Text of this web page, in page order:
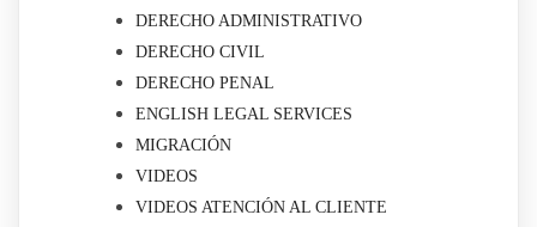
DERECHO ADMINISTRATIVO
DERECHO CIVIL
DERECHO PENAL
ENGLISH LEGAL SERVICES
MIGRACIÓN
VIDEOS
VIDEOS ATENCIÓN AL CLIENTE